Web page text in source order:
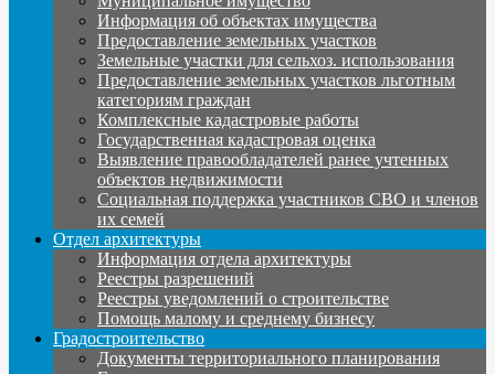
Информация об объектах имущества
Предоставление земельных участков
Земельные участки для сельхоз. использования
Предоставление земельных участков льготным
категориям граждан
Комплексные кадастровые работы
Государственная кадастровая оценка
Выявление правообладателей ранее учтенных
объектов недвижимости
Социальная поддержка участников СВО и членов
их семей
Отдел архитектуры
Информация отдела архитектуры
Реестры разрешений
Реестры уведомлений о строительстве
Помощь малому и среднему бизнесу
Градостроительство
Документы территориального планирования